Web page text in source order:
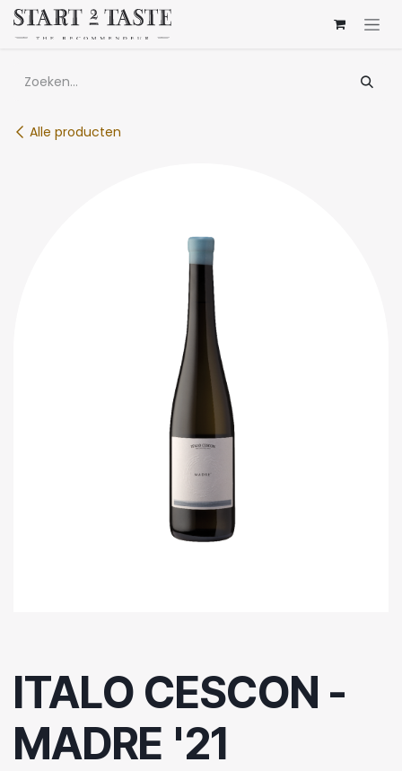
Overslaan naar inhoud
Alle producten
ITALO CESCON -
MADRE '21